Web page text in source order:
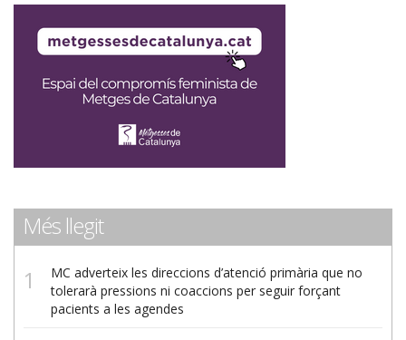
Més llegit
MC adverteix les direccions d’atenció primària que no
tolerarà pressions ni coaccions per seguir forçant
pacients a les agendes